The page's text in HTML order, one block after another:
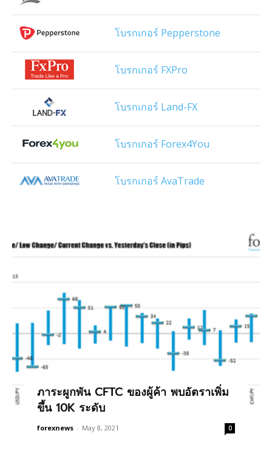
โบรกเกอร์ Pepperstone
โบรกเกอร์ FXPro
โบรกเกอร์ Land-FX
โบรกเกอร์ Forex4You
โบรกเกอร์ AvaTrade
ภาระผูกพัน CFTC ของผู้ค้า พบอัตราเพิ่ม
ขึ้น 10K ระดับ
forexnews - May 8, 2021 0